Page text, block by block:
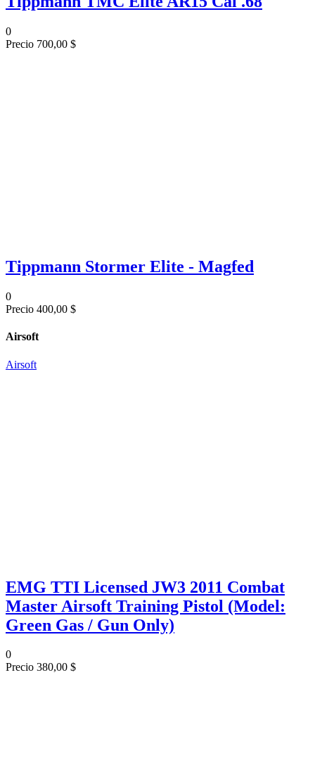
0
Precio 700,00 $
Tippmann Stormer Elite - Magfed
0
Precio 400,00 $
Airsoft
Airsoft
EMG TTI Licensed JW3 2011 Combat
Master Airsoft Training Pistol (Model:
Green Gas / Gun Only)
0
Precio 380,00 $